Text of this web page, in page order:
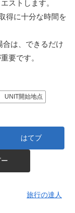
ストします。
得に十分な時間を
は、できるだけ
要です。
UNIT開始地点
はてブ
旅行の達人